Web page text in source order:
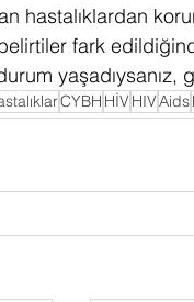
hastalıklardan
fark
yaşadıysanız,
CYBH HİV HIVAids